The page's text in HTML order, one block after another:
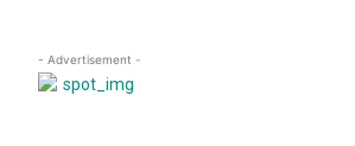
- Advertisement -